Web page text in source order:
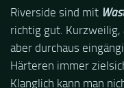
Riverside sind mit
richtig gut. Kurzweilig,
aber durchaus
Härteren immer
Klanglich kann man